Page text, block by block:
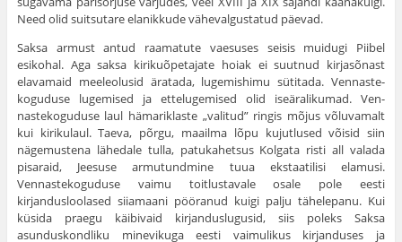
Need olid suitsutare elanikkude vähevalgustatud päevad.
Saksa armust antud raamatute vaesuses seisis muidugi Piibel
esikohal. Aga saksa kirikuõpetajate hoiak ei suutnud kirjasõnast
elavamaid meeleolusid äratada, lugemishimu sütitada. Vennaste­
koguduse lugemised ja ettelugemised olid iseäralikumad. Ven­
nastekoguduse laul hämariklaste „valitud” ringis mõjus võluva­malt
kui kirikulaul. Taeva, põrgu, maailma lõpu kujutlused või­sid siin
nägemustena lähedale tulla, patukahetsus Kolgata risti all valada
pisaraid, Jeesuse armutundmine tuua ekstaatilisi elamusi.
Vennastekoguduse vaimu toitlustavale osale pole eesti
kirjandusloolased siiamaani pööranud kuigi palju tähelepanu. Kui
küsida praegu käibivaid kirjanduslugusid, siis poleks Saksa
asunduskondliku minevikuga eesti vaimulikus kirjanduses ja